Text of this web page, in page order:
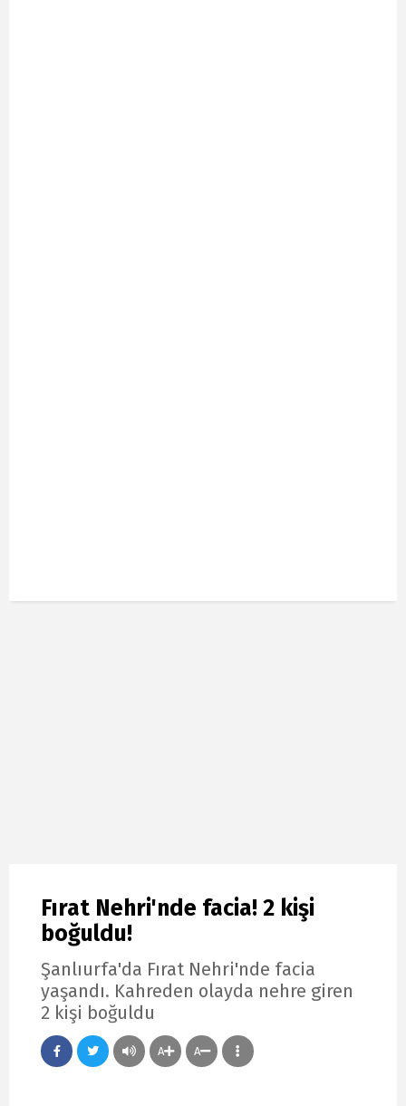
Fırat Nehri'nde facia! 2 kişi
boğuldu!
Şanlıurfa'da Fırat Nehri'nde facia
yaşandı. Kahreden olayda nehre giren
2 kişi boğuldu
A A